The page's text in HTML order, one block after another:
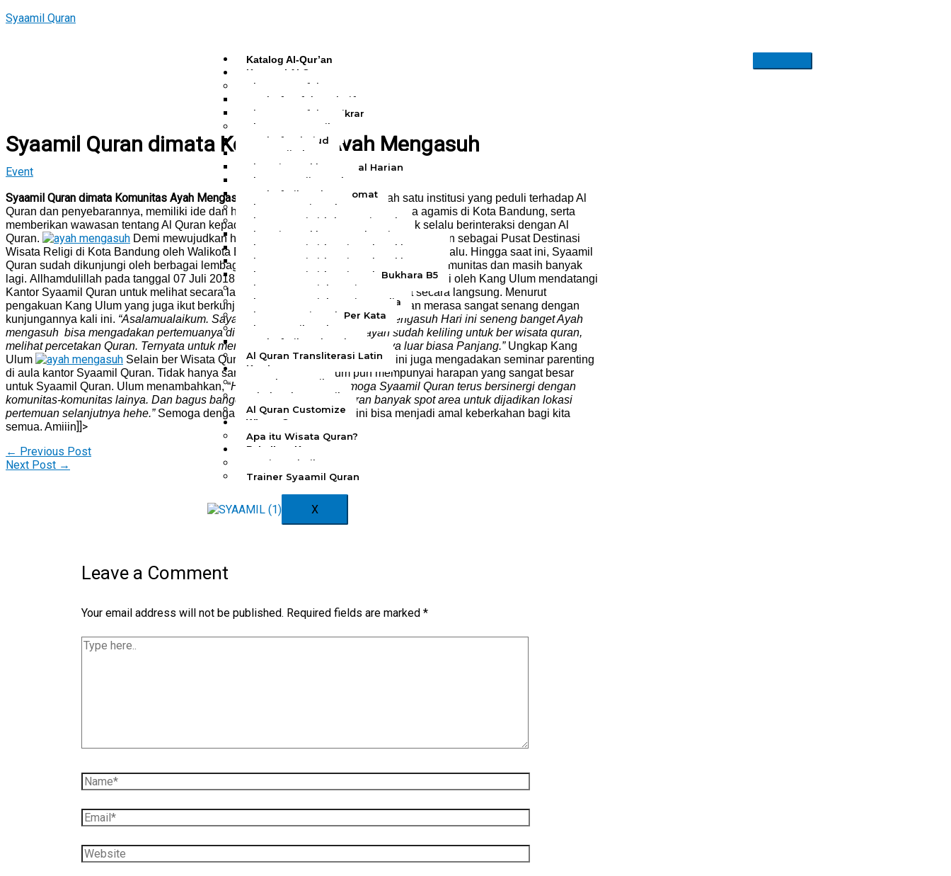
to
Syaamil Quran
Katalog Al-Qur’an
Kategori Al Quran
Al Quran Hafalan
Mushaf Hafalan Al Hifz
Al Quran Hafalan Tikrar
Al Quran Tematik
Mushaf Tahajud
Quran Hijrah
Al-Qur’an Bukhara Amal Harian
Al Quran Haji Umrah
Mushaf Tilawah Maqomat
Al Quran Terjemah
Al Quran Tajwid dan Terjemah
Al-Qur’an Bukhara Amal Harian
Al Quran Tajwid Terjemah Bukhara A6
Al Quran Tajwid Terjemah Bukhara A5
Al Quran Tajwid Terjemah Bukhara B5
Al Quran Spesial Wanita
Al Quran Spesial Wanita Azalia
Al Quran Terjemah Per Kata
Al Quran Tilawah
Mushaf Tilawah Quba
Al Quran Transliterasi Latin
Kemitraan
Rumah Syaamil
Wholesale & Retail
Al Quran Customize
Wisata Quran
Apa itu Wisata Quran?
Pelatihan Kequranan
Apa itu Pelatihan Quran?
Trainer Syaamil Quran
X
Syaamil Quran dimata Komunitas Ayah Mengasuh
Event
Syaamil Quran dimata Komunitas Ayah Mengasuh
Syaamil Quran sebagai salah satu institusi yang peduli terhadap Al
Quran dan penyebarannya, memiliki ide dan harapan untuk menghadirkan nuansa agamis di Kota Bandung, serta
memberikan wawasan tentang Al Quran kepada masyarakat agar termotivasi untuk selalu berinteraksi dengan Al
Quran.
Demi mewujudkan hal tersebut, Syaamil Quran telah diresmikan sebagai Pusat Destinasi
Wisata Religi di Kota Bandung oleh Walikota Bandung, Ridwan Kamil pada tahun 2013 lalu. Hingga saat ini, Syaamil
Quran sudah dikunjungi oleh berbagai lembaga, sekolah, perusahaan, majelis taklim, komunitas dan masih banyak
lagi. Allhamdulillah pada tanggal 07 Juli 2018, komunitas Ayah Mengasuh yang diinisiasi oleh Kang Ulum mendatangi
Kantor Syaamil Quran untuk melihat secara langsung bagaimana Al Quran dibuat secara langsung. Menurut
pengakuan Kang Ulum yang juga ikut berkunjung dan berkeliling di Syaamil Quran merasa sangat senang dengan
kunjungannya kali ini. “Asalamualaikum. Saya Ulum Inisiator gerakan Ayah Mengasuh Hari ini seneng banget Ayah
mengasuh bisa mengadakan pertemuanya di Syaamil Quran, tadi para ayah sudah keliling untuk ber wisata quran,
melihat percetakan Quran. Ternyata untuk menjadi satu mushaf saja prosesnya luar biasa Panjang.” Ungkap Kang
Ulum
Selain ber Wisata Quran, Komunitas Ayah Mengasuh ini juga mengadakan seminar parenting
di aula kantor Syaamil Quran. Tidak hanya sampai disitu, Kang Ulum pun mempunyai harapan yang sangat besar
untuk Syaamil Quran. Ulum menambahkan, “H
arapan kedepanya semoga Syaamil Quran terus bersinergi dengan
komunitas-komunitas lainya. Dan bagus banget bangunan syaamil quran banyak spot area untuk dijadikan lokasi
pertemuan selanjutnya hehe.” Semoga dengan adanya Wisata Quran ini bisa menjadi amal keberkahan bagi kita
semua. Amiiin]]>
← Previous Post
Next Post →
Leave a Comment
Your email address will not be published. Required fields are marked *